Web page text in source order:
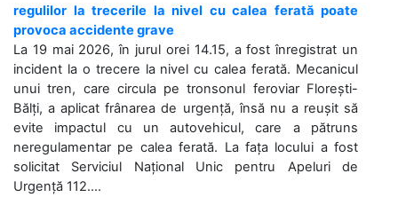
regulilor la trecerile la nivel cu calea ferată poate
provoca accidente grave
La 19 mai 2026, în jurul orei 14.15, a fost înregistrat un
incident la o trecere la nivel cu calea ferată. Mecanicul
unui tren, care circula pe tronsonul feroviar Florești-
Bălți, a aplicat frânarea de urgență, însă nu a reușit să
evite impactul cu un autovehicul, care a pătruns
neregulamentar pe calea ferată. La fața locului a fost
solicitat Serviciul Național Unic pentru Apeluri de
Urgență 112....